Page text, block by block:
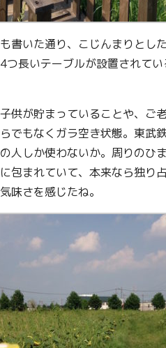
書いた通り、こじんまりとし
つ長いテーブルが設置されて
供が貯まっていることや、ご
でもなくガラ空き状態。東武
人しか使わないか。周りのひ
包まれていて、本来なら独り
味さを感じたね。